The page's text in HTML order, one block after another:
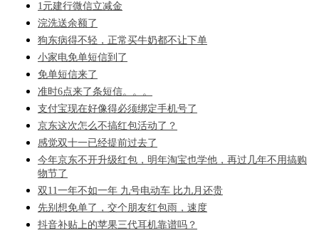
1元建行微信立减金
浣洗送余额了
狗东病得不轻，正常买牛奶都不让下单
小家电免单短信到了
免单短信来了
准时6点来了条短信。。。
支付宝现在好像得必须绑定手机号了
京东这次怎么不搞红包活动了？
感觉双十一已经提前过去了
今年京东不开升级红包，明年淘宝也学他，再过几年不用搞购
物节了
双11一年不如一年 九号电动车 比九月还贵
先别想免单了，交个朋友红包雨，速度
抖音补贴上的苹果三代耳机靠谱吗？